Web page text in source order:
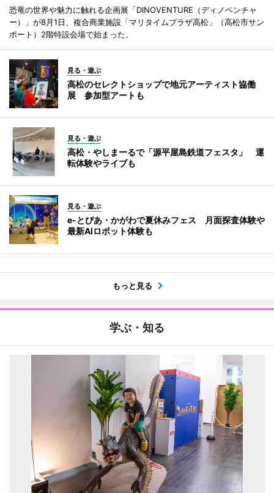
恐竜の世界や魅力に触れる企画展「DINOVENTURE（ディノベンチャ
ー）」が8月1日、複合商業施設「マリタイムプラザ高松」（高松市サン
ポート）2階特設会場で始まった。
見る・遊ぶ
高松のセレクトショップで地元アーティスト協働
展 参加型アートも
見る・遊ぶ
高松・やしまーるで「源平屋島鉄道フェスタ」 運
転体験やライブも
見る・遊ぶ
e-とぴあ・かがわで夏休みフェス 月面探査体験や
最新AIロボット体験も
もっと見る
学ぶ・知る